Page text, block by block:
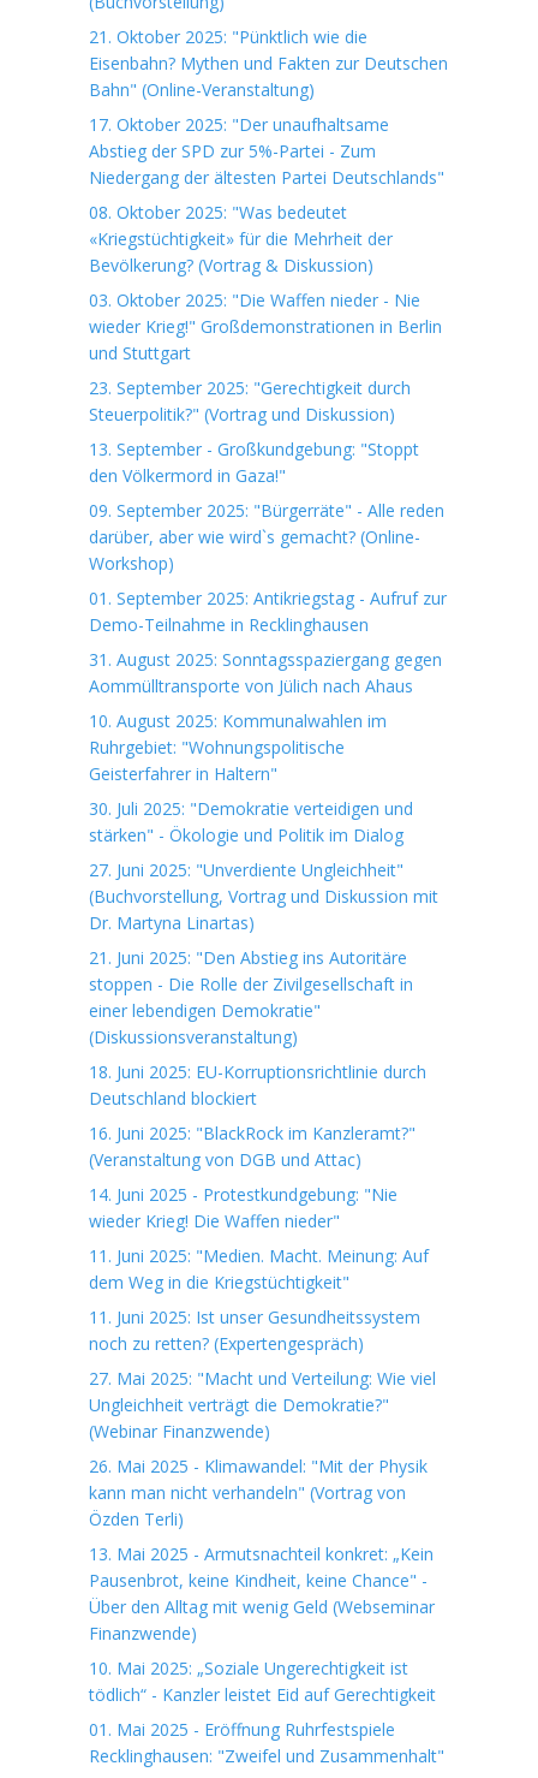
21. Oktober 2025: "Pünktlich wie die
Eisenbahn? Mythen und Fakten zur Deutschen
Bahn" (Online-Veranstaltung)
17. Oktober 2025: "Der unaufhaltsame
Abstieg der SPD zur 5%-Partei - Zum
Niedergang der ältesten Partei Deutschlands"
08. Oktober 2025: "Was bedeutet
«Kriegstüchtigkeit» für die Mehrheit der
Bevölkerung? (Vortrag & Diskussion)
03. Oktober 2025: "Die Waffen nieder - Nie
wieder Krieg!" Großdemonstrationen in Berlin
und Stuttgart
23. September 2025: "Gerechtigkeit durch
Steuerpolitik?" (Vortrag und Diskussion)
13. September - Großkundgebung: "Stoppt
den Völkermord in Gaza!"
09. September 2025: "Bürgerräte" - Alle reden
darüber, aber wie wird`s gemacht? (Online-
Workshop)
01. September 2025: Antikriegstag - Aufruf zur
Demo-Teilnahme in Recklinghausen
31. August 2025: Sonntagsspaziergang gegen
Aommülltransporte von Jülich nach Ahaus
10. August 2025: Kommunalwahlen im
Ruhrgebiet: "Wohnungspolitische
Geisterfahrer in Haltern"
30. Juli 2025: "Demokratie verteidigen und
stärken" - Ökologie und Politik im Dialog
27. Juni 2025: "Unverdiente Ungleichheit"
(Buchvorstellung, Vortrag und Diskussion mit
Dr. Martyna Linartas)
21. Juni 2025: "Den Abstieg ins Autoritäre
stoppen - Die Rolle der Zivilgesellschaft in
einer lebendigen Demokratie"
(Diskussionsveranstaltung)
18. Juni 2025: EU-Korruptionsrichtlinie durch
Deutschland blockiert
16. Juni 2025: "BlackRock im Kanzleramt?"
(Veranstaltung von DGB und Attac)
14. Juni 2025 - Protestkundgebung: "Nie
wieder Krieg! Die Waffen nieder"
11. Juni 2025: "Medien. Macht. Meinung: Auf
dem Weg in die Kriegstüchtigkeit"
11. Juni 2025: Ist unser Gesundheitssystem
noch zu retten? (Expertengespräch)
27. Mai 2025: "Macht und Verteilung: Wie viel
Ungleichheit verträgt die Demokratie?"
(Webinar Finanzwende)
26. Mai 2025 - Klimawandel: "Mit der Physik
kann man nicht verhandeln" (Vortrag von
Özden Terli)
13. Mai 2025 - Armutsnachteil konkret: „Kein
Pausenbrot, keine Kindheit, keine Chance" -
Über den Alltag mit wenig Geld (Webseminar
Finanzwende)
10. Mai 2025: „Soziale Ungerechtigkeit ist
tödlich“ - Kanzler leistet Eid auf Gerechtigkeit
01. Mai 2025 - Eröffnung Ruhrfestspiele
Recklinghausen: "Zweifel und Zusammenhalt"